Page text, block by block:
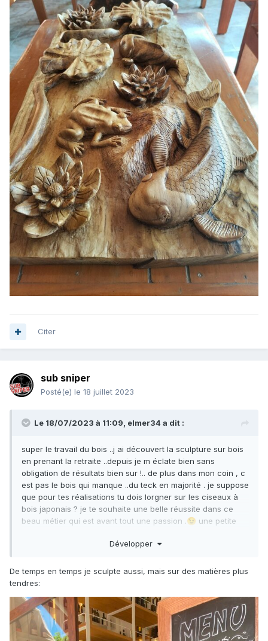
Citer
sub sniper
Posté(e) le 18 juillet 2023
Le 18/07/2023 à 11:09, elmer34 a dit :
super le travail du bois ..j ai découvert la sculpture sur bois
en prenant la retraite ..depuis je m éclate bien sans
obligation de résultats bien sur !.. de plus dans mon coin , c
est pas le bois qui manque ..du teck en majorité . je suppose
que pour tes réalisations tu dois lorgner sur les ciseaux à
bois japonais ? je te souhaite une belle réussite dans ce
beau métier qui est avant tout une passion .😉 une petite
Développer
De temps en temps je sculpte aussi, mais sur des matières plus
tendres: